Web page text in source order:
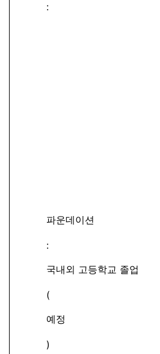
:
파운데이션
:
국내외 고등학교 졸업
(
예정
)